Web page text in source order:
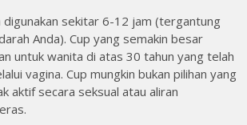
digunakan sekitar 6-12 jam (tergantung
Anda). Cup yang semakin besar
untuk wanita di atas 30 tahun yang telah
vagina. Cup mungkin bukan pilihan yang
aktif secara seksual atau aliran